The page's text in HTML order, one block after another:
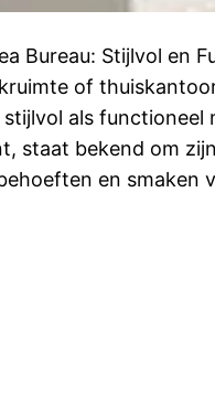
Bureau: Stijlvol en
of
als functioneel
staat bekend om
en smaken